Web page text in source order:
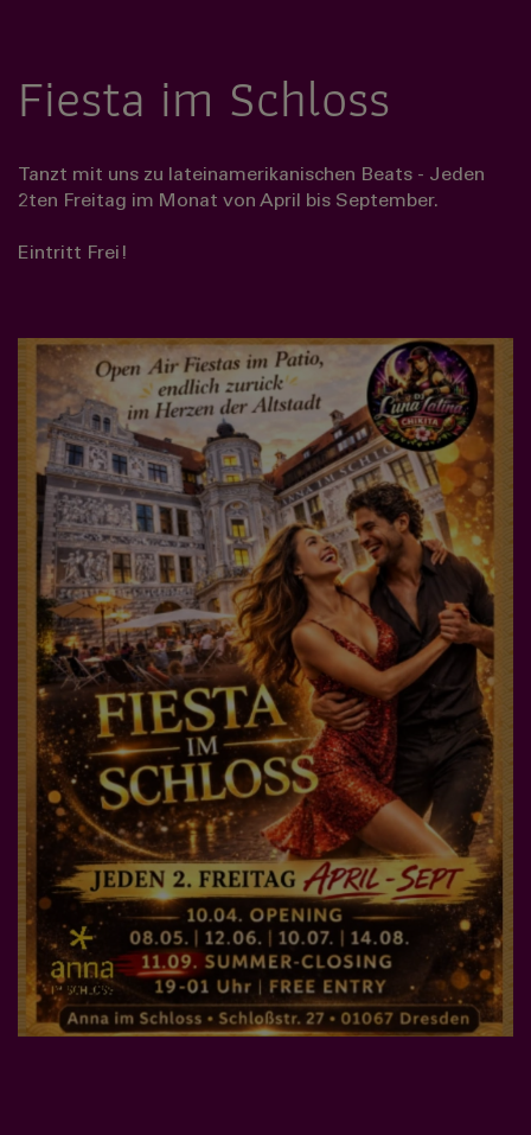
Fiesta im Schloss
Tanzt mit uns zu lateinamerikanischen Beats - Jeden
2ten Freitag im Monat von April bis September.
Eintritt Frei!